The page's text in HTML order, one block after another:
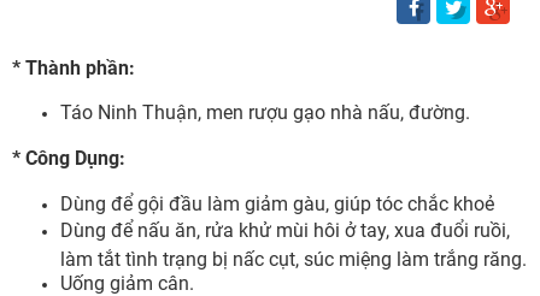
* Thành phần:
Táo Ninh Thuận, men rượu gạo nhà nấu, đường.
* Công Dụng:
Dùng để gội đầu làm giảm gàu, giúp tóc chắc khoẻ
Dùng để nấu ăn, rửa khử mùi hôi ở tay, xua đuổi ruồi,
làm tắt tình trạng bị nấc cụt, súc miệng làm trắng răng.
Uống giảm cân.